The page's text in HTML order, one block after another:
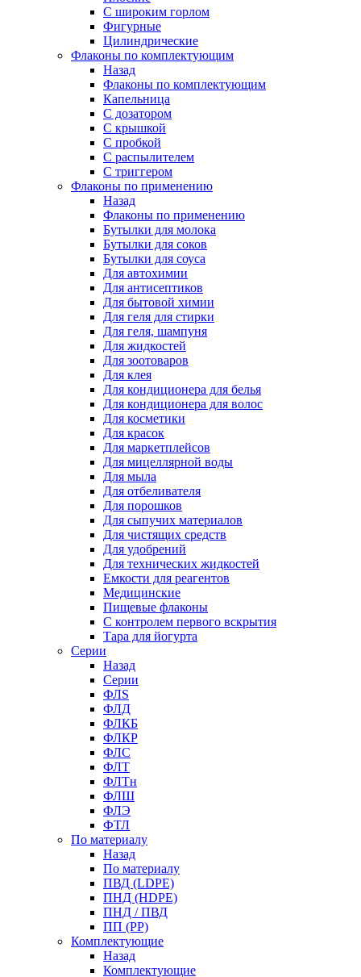
С широким горлом
Фигурные
Цилиндрические
Флаконы по комплектующим
Назад
Флаконы по комплектующим
Капельница
С дозатором
С крышкой
С пробкой
С распылителем
С триггером
Флаконы по применению
Назад
Флаконы по применению
Бутылки для молока
Бутылки для соков
Бутылки для соуса
Для автохимии
Для антисептиков
Для бытовой химии
Для геля для стирки
Для геля, шампуня
Для жидкостей
Для зоотоваров
Для клея
Для кондиционера для белья
Для кондиционера для волос
Для косметики
Для красок
Для маркетплейсов
Для мицеллярной воды
Для мыла
Для отбеливателя
Для порошков
Для сыпучих материалов
Для чистящих средств
Для удобрений
Для технических жидкостей
Емкости для реагентов
Медицинские
Пищевые флаконы
С контролем первого вскрытия
Тара для йогурта
Серии
Назад
Серии
ФЛS
ФЛД
ФЛКБ
ФЛКР
ФЛС
ФЛТ
ФЛТн
ФЛШ
ФЛЭ
ФТЛ
По материалу
Назад
По материалу
ПВД (LDPE)
ПНД (HDPE)
ПНД / ПВД
ПП (PP)
Комплектующие
Назад
Комплектующие